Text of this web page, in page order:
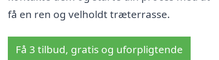
få en ren og velholdt træterrasse.
Få 3 tilbud, gratis og uforpligtende